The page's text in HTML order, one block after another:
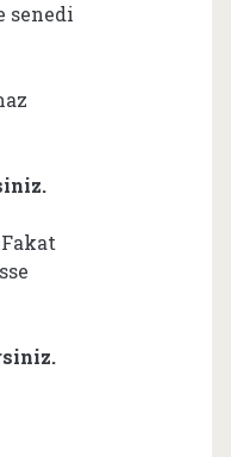
senedi